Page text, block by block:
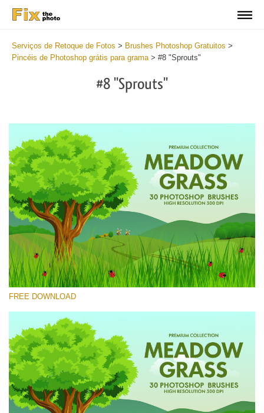
Serviços de Retoque de Fotos > Brushes Photoshop Gratuitos >
Pincéis de Photoshop grátis para grama> #8 "Sprouts"
#8 "Sprouts"
Por favor selecione
Meadow Grass
(30 Ps Brushes)
Download Grátis
FREE DOWNLOAD